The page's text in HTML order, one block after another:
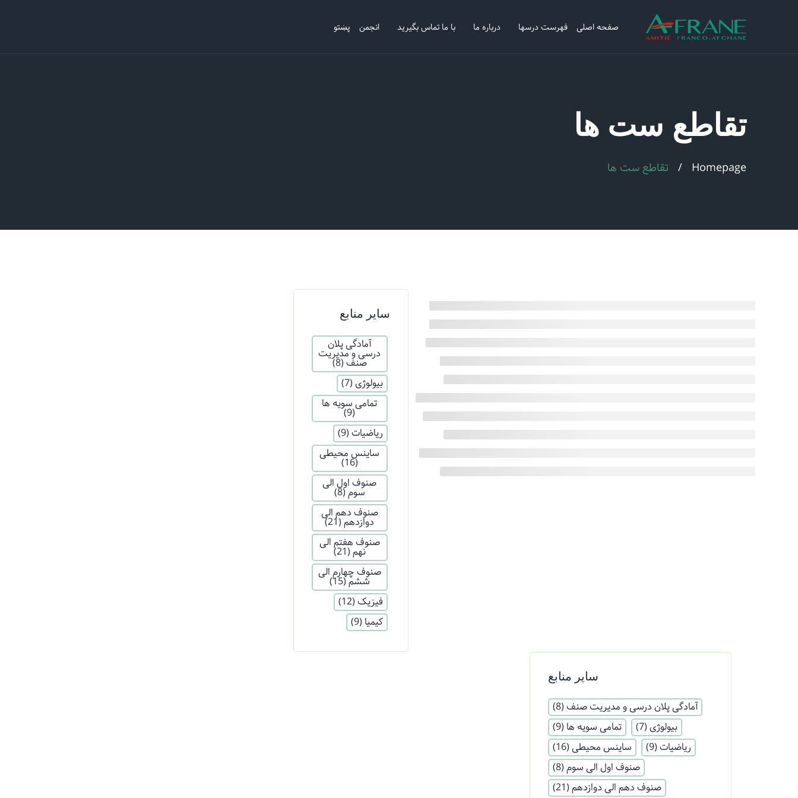
صفحه اصلی فهرست درسها درباره ما با ما تماس بگیرید انجمن پښتو
تقاطع ست ها
Homepage تقاطع ست ها
سایر منابع
آمادگی پلان
درسی و مدیریت
صنف (8)
بیولوژی(7)
تمامی سویه ها
(9)
ریاضیات(9)
ساینس محیطی
(16)
صنوف اول الی
سوم(8)
صنوف دهم الی
دوازدهم(21)
صنوف هفتم الی
نهم (21)
صنوف چهارم الی
ششم(15)
فیزیک(12)
کیمیا (9)
سایر منابع
آمادگی پلان درسی و مدیریت صنف (8)
بیولوژی (7) تمامی سویه ها (9)
ریاضیات (9) ساینس محیطی (16)
صنوف اول الی سوم (8)
صنوف دهم الی دوازدهم (21)